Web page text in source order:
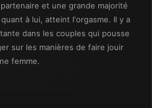
et une grande majorité
à lui, atteint l'orgasme. Il y a
dans les couples qui pousse
sur les manières de faire jouir
femme.